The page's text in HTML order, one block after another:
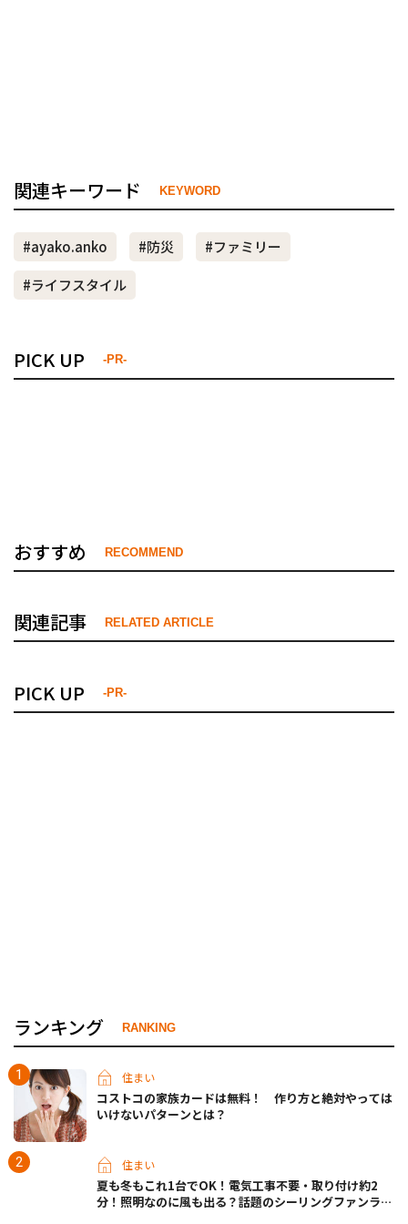
関連キーワード KEYWORD
#ayako.anko #防災
#ファミリー
#ライフスタイル
PICK UP -PR-
おすすめ RECOMMEND
関連記事 RELATED ARTICLE
PICK UP -PR-
ランキング RANKING
住まい
コストコの家族カードは無料！ 作り方と絶対やっては
いけないパターンとは？
住まい
夏も冬もこれ1台でOK！電気工事不要・取り付け約2
分！照明なのに風も出る？話題のシーリングファンライ